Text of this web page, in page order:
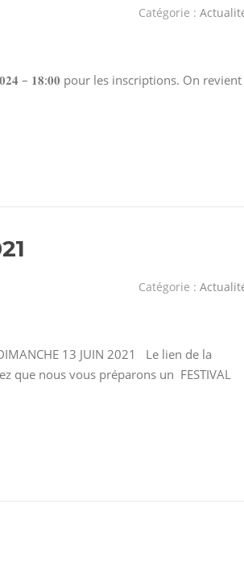
Catégorie :
– 𝟏𝟖:𝟎𝟎 pour les inscriptions. On revient
Catégorie :
13 JUIN 2021 Le lien de la
que nous vous préparons un FESTIVAL